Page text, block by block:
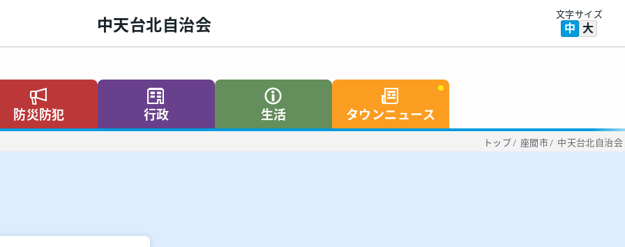
中天台北自治会
文字サイズ
中 大
防災防犯 行政 生活 タウンニュース
トップ/ 座間市/ 中天台北自治会